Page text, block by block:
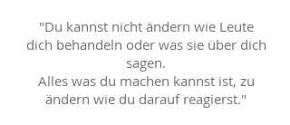
"Du kannst nicht ändern wie Leute
dich behandeln oder was sie über dich
sagen.
Alles was du machen kannst ist, zu
ändern wie du darauf reagierst."